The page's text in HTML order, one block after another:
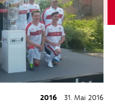
2016 31. Mai 2016